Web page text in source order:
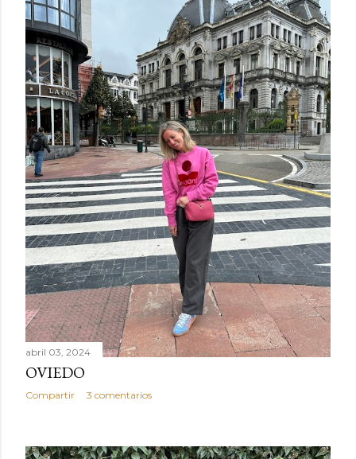
abril 03, 2024
OVIEDO
Compartir 3 comentarios